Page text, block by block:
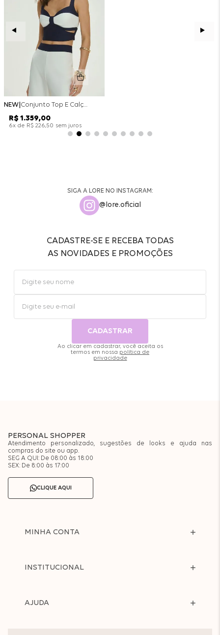
NEW Conjunto Top E Calça Wide Leg Bicolor Alfaitaria - Off White
R$ 1 .359,00
6x de R$ 226,50 sem juros
SIGA A LORE NO INSTAGRAM:
@lore.oficial
CADASTRE-SE E RECEBA TODAS
AS NOVIDADES E PROMOÇÕES
CADASTRAR
Ao clicar em cadastrar, você aceita os
termos em nossa política de
privacidade
PERSONAL SHOPPER
Atendimento personalizado, sugestões de looks e ajuda nas
compras do site ou app.
SEG A QUI: De 08:00 às 18:00
SEX: De 8:00 às 17:00
CLIQUE AQUI
MINHA CONTA
INSTITUCIONAL
AJUDA